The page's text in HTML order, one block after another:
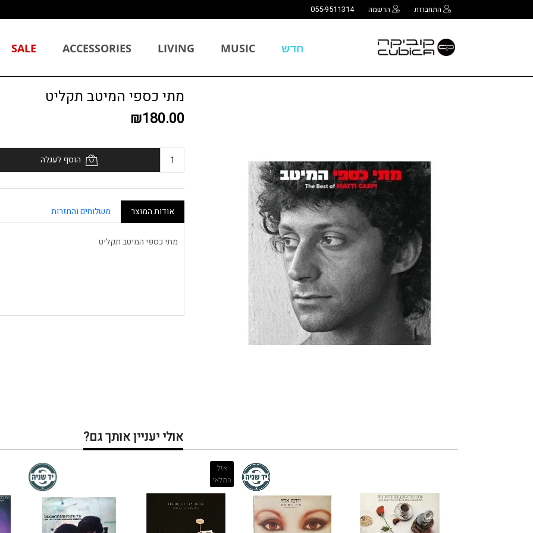
התחברות הרשמה 055-9511314
חדש MUSIC
LIVING
ACCESSORIES
SALE
מתי כספי המיטב תקליט
₪180.00
הוסף לעגלה
אודות המוצר משלוחים והחזרות
מתי כספי המיטב תקליט
אולי יעניין אותך גם?
אזל
המלאי